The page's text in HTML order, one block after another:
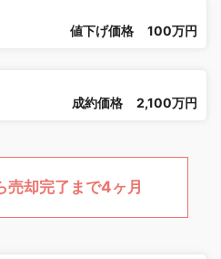
値下げ価格 100万円
成約価格 2,100万円
売却完了まで4ヶ月